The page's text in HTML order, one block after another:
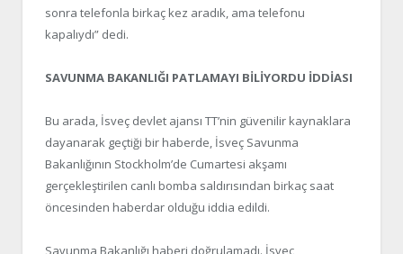
sonra telefonla birkaç kez aradık, ama telefonu
kapalıydı” dedi.
SAVUNMA BAKANLIĞI PATLAMAYI BİLİYORDU İDDİASI
Bu arada, İsveç devlet ajansı TT’nin güvenilir kaynaklara
dayanarak geçtiği bir haberde, İsveç Savunma
Bakanlığının Stockholm’de Cumartesi akşamı
gerçekleştirilen canlı bomba saldırısından birkaç saat
öncesinden haberdar olduğu iddia edildi.
Savunma Bakanlığı haberi doğrulamadı. İsveç